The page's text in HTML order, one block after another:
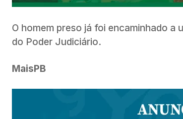
O homem preso já foi encaminhado a
do Poder Judiciário.
MaisPB